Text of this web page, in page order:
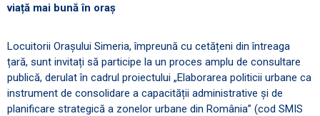
viață mai bună în oraș
Locuitorii Orașului Simeria, împreună cu cetățeni din întreaga
țară, sunt invitați să participe la un proces amplu de consultare
publică, derulat în cadrul proiectului „Elaborarea politicii urbane ca
instrument de consolidare a capacității administrative și de
planificare strategică a zonelor urbane din România” (cod SMIS